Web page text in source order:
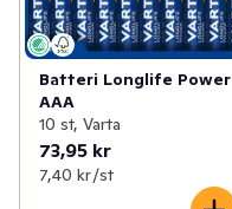
Batteri Longlife Power
AAA
10 st, Varta
73,95 kr
7,40 kr /st